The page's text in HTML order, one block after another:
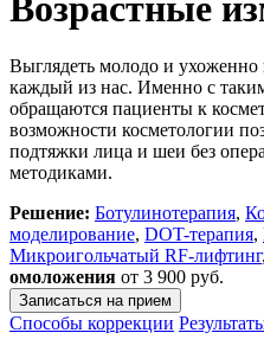
Выглядеть молодо и ухоженно
каждый из нас. Именно с
обращаются пациенты к
возможности косметологии
подтяжки лица и шеи без
методиками.
Решение: Ботулинотерапия,
моделирование, DOT-терапия,
Микроигольчатый RF-лифтинг,
омоложения от 3 900 руб.
Записаться на прием
Способы коррекции